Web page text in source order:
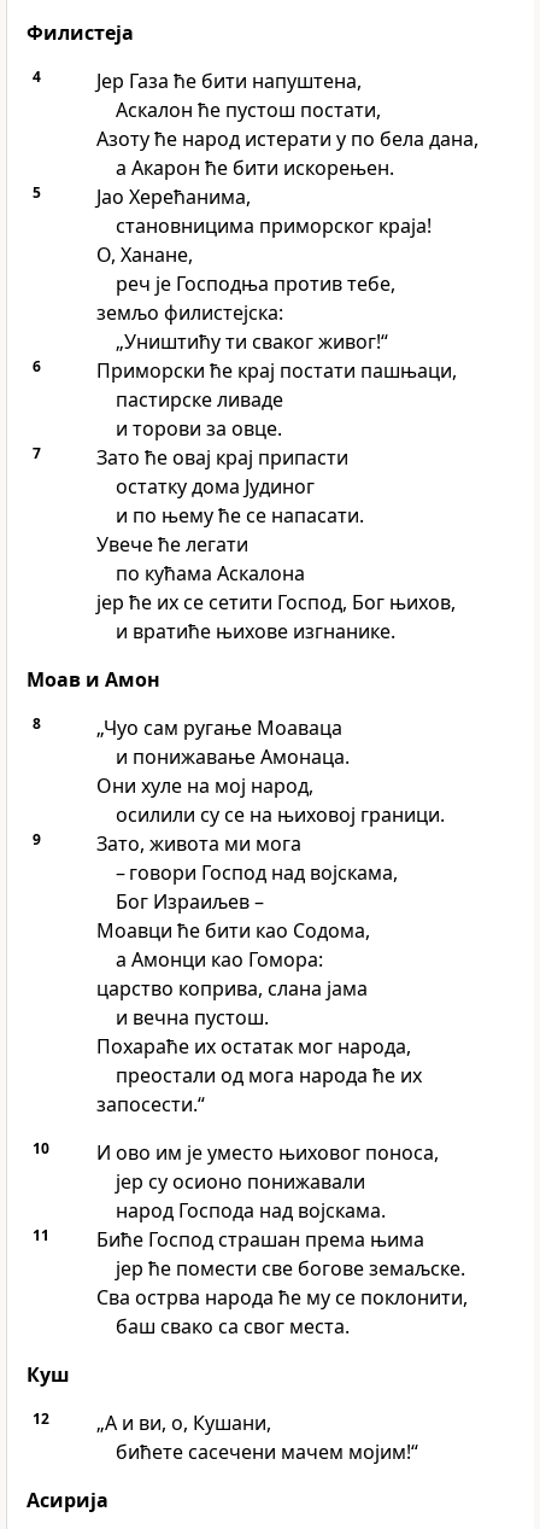
Филистеја
4
Јер Газа ће бити напуштена,
Аскалон ће пустош постати,
Азоту ће народ истерати у по бела дана,
а Акарон ће бити искорењен.
5
Јао Херећанима,
становницима приморског краја!
О, Ханане,
реч је Господња против тебе,
земљо филистејска:
„Уништићу ти сваког живог!“
6
Приморски ће крај постати пашњаци,
пастирске ливаде
и торови за овце.
7
Зато ће овај крај припасти
остатку дома Јудиног
и по њему ће се напасати.
Увече ће легати
по кућама Аскалона
јер ће их се сетити Господ, Бог њихов,
и вратиће њихове изгнанике.
Моав и Амон
8
„Чуо сам ругање Моаваца
и понижавање Амонаца.
Они хуле на мој народ,
осилили су се на њиховој граници.
9
Зато, живота ми мога
– говори Господ над војскама,
Бог Израиљев –
Моавци ће бити као Содома,
а Амонци као Гомора:
царство коприва, слана јама
и вечна пустош.
Похараће их остатак мог народа,
преостали од мога народа ће их
запосести.“
10
И ово им је уместо њиховог поноса,
јер су осионо понижавали
народ Господа над војскама.
11
Биће Господ страшан према њима
јер ће помести све богове земаљске.
Сва острва народа ће му се поклонити,
баш свако са свог места.
Куш
12
„А и ви, о, Кушани,
бићете сасечени мачем мојим!“
Асирија